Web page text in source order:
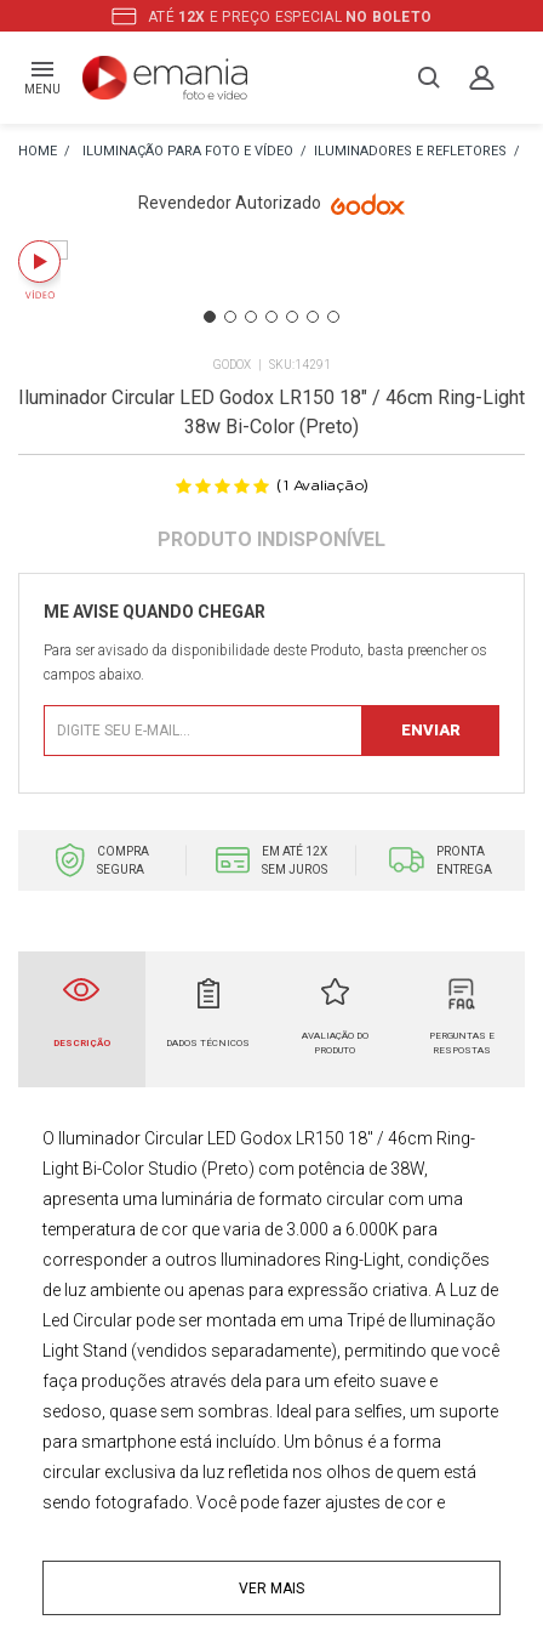
ATÉ 12X E PREÇO ESPECIAL NO BOLETO
MENU
ILUMINAÇÃO PARA FOTO E VÍDEO ILUMINADORES E REFLETORES
Revendedor Autorizado
GODOX 14291
Iluminador Circular LED Godox LR150 18" / 46cm Ring-Light
38w Bi-Color (Preto)
(1 Avaliação)
Para ser avisado da disponibilidade deste Produto, basta preencher os
campos abaixo.
COMPRA
SEGURA
EM ATÉ 12X
SEM JUROS
PRONTA
ENTREGA
DESCRIÇÃO DADOS TÉCNICOS
AVALIAÇÃO DO
PRODUTO
PERGUNTAS E
RESPOSTAS
O Iluminador Circular LED Godox LR150 18" / 46cm Ring-
Light Bi-Color Studio (Preto) com potência de 38W,
apresenta uma luminária de formato circular com uma
temperatura de cor que varia de 3.000 a 6.000K para
corresponder a outros Iluminadores Ring-Light, condições
de luz ambiente ou apenas para expressão criativa. A
Luz de
Led Circular pode ser montada em uma Tripé de Iluminação
Light Stand (vendidos separadamente) , permitindo que você
faça produções através dela para um efeito suave e
sedoso, quase sem sombras. Ideal para selfies, um suporte
para smartphone está incluído. Um bônus é a forma
circular exclusiva da luz refletida nos olhos de quem está
sendo fotografado. Você pode fazer ajustes de cor e
ajustá-lo de maneira flexível e fácil para escolher o efeito de
VER MAIS